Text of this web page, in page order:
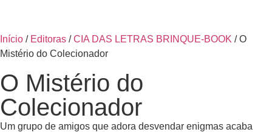
Início / Editoras /CIA DAS LETRAS BRINQUE-BOOK / O
Mistério do Colecionador
O Mistério do
Colecionador
Um grupo de amigos que adora desvendar enigmas acaba